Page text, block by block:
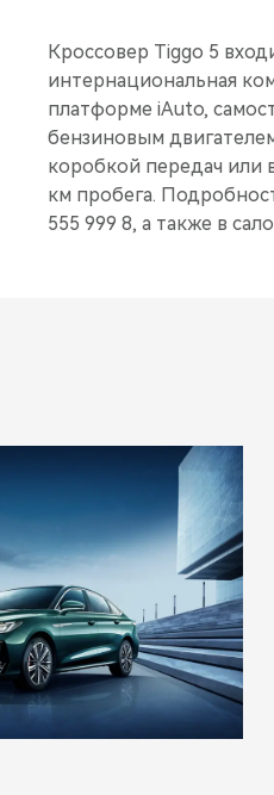
Кроссовер Tiggo 5
интернациональная
платформе iAuto,
бензиновым
коробкой передач или
км пробега.
555 999 8, а также в